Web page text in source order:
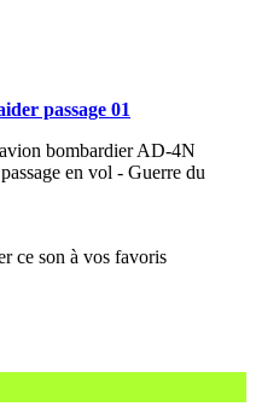
passage 01
bombardier AD-4N
en vol - Guerre du